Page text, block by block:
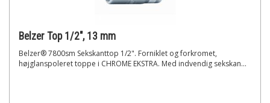
Belzer Top 1/2", 13 mm
Belzer® 7800sm Sekskanttop 1/2". Forniklet og forkromet,
højglanspoleret toppe i CHROME EKSTRA. Med indvendig sekskan...